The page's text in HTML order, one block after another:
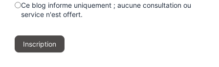
Ce blog informe uniquement ; aucune consultation ou
service n'est offert.
Inscription